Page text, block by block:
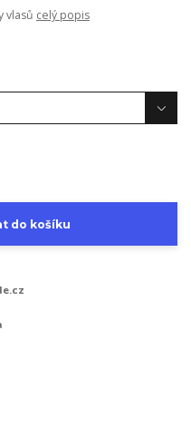
vlasů celý popis
do košíku